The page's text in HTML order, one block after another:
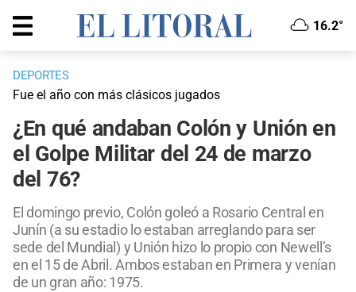
16.2°
DEPORTES
Fue el año con más clásicos jugados
¿En qué andaban Colón y Unión en
el Golpe Militar del 24 de marzo
del 76?
El domingo previo, Colón goleó a Rosario Central en
Junín (a su estadio lo estaban arreglando para ser
sede del Mundial) y Unión hizo lo propio con Newell’s
en el 15 de Abril. Ambos estaban en Primera y venían
de un gran año: 1975.